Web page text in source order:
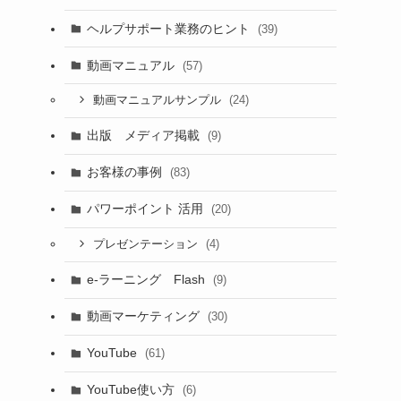
ヘルプサポート業務のヒント (39)
動画マニュアル (57)
動画マニュアルサンプル (24)
出版 メディア掲載 (9)
お客様の事例 (83)
パワーポイント 活用 (20)
プレゼンテーション (4)
e-ラーニング Flash (9)
動画マーケティング (30)
YouTube (61)
YouTube使い方 (6)